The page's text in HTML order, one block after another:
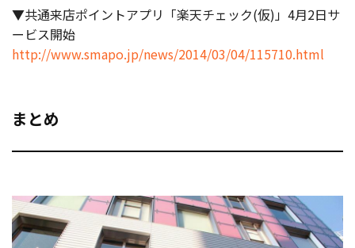
▼共通来店ポイントアプリ「楽天チェック(仮)」4月2日サ
ービス開始
http://www.smapo.jp/news/2014/03/04/115710.html
まとめ